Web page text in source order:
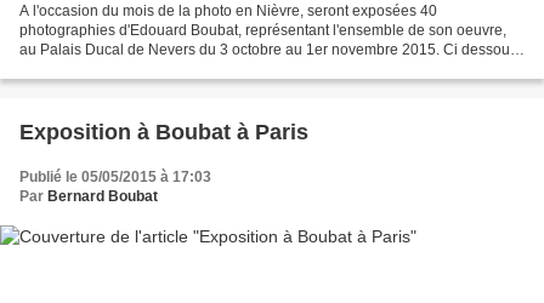
A l'occasion du mois de la photo en Nièvre, seront exposées 40
photographies d'Edouard Boubat, représentant l'ensemble de son oeuvre,
au Palais Ducal de Nevers du 3 octobre au 1er novembre 2015. Ci dessous
https://www.facebook.com/MoisDeLaPhotoEnNievre?fref=nf...
Exposition à Boubat à Paris
Publié le 05/05/2015 à 17:03
Par Bernard Boubat